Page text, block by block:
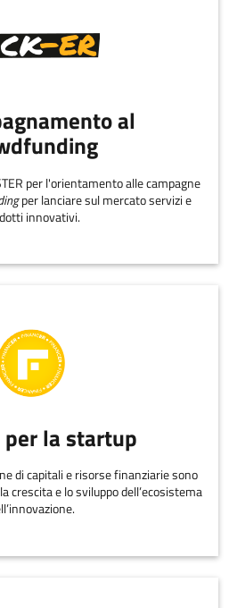
al
per l'orientamento alle campagne
per lanciare sul mercato servizi e
innovativi.
per la startup
di capitali e risorse finanziarie sono
crescita e lo sviluppo dell’ecosistema